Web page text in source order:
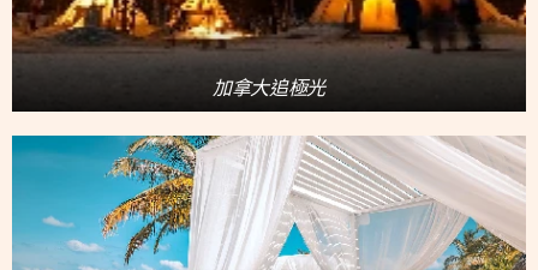
加拿大追極光